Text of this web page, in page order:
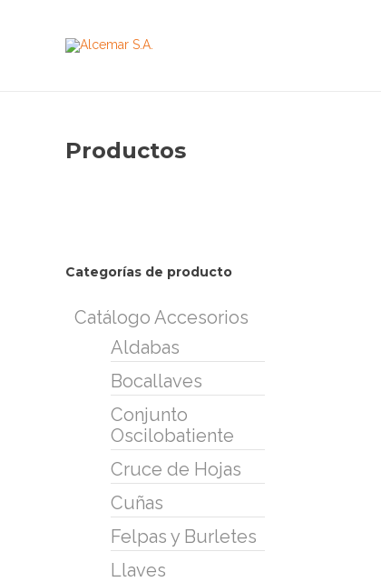
Productos
Categorías de producto
Catálogo Accesorios
Aldabas
Bocallaves
Conjunto
Oscilobatiente
Cruce de Hojas
Cuñas
Felpas y Burletes
Llaves